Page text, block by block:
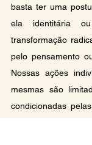
basta ter uma
ela identitária
transformação
pelo pensamento
Nossas ações
mesmas são
condicionadas